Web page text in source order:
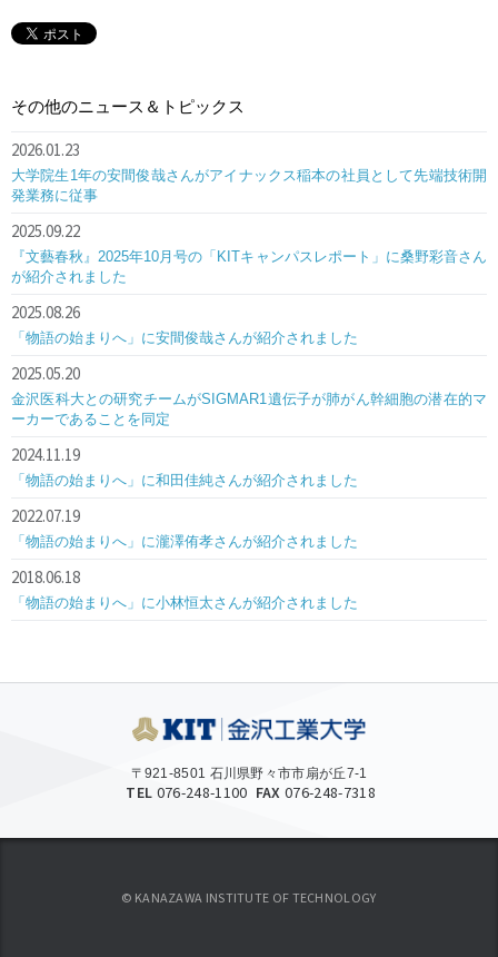
その他のニュース＆トピックス
2026.01.23
大学院生1年の安間俊哉さんがアイナックス稲本の社員として先端技術開
発業務に従事
2025.09.22
『文藝春秋』2025年10月号の「KITキャンパスレポート」に桑野彩音さん
が紹介されました
2025.08.26
「物語の始まりへ」に安間俊哉さんが紹介されました
2025.05.20
金沢医科大との研究チームがSIGMAR1遺伝子が肺がん幹細胞の潜在的マ
ーカーであることを同定
2024.11.19
「物語の始まりへ」に和田佳純さんが紹介されました
2022.07.19
「物語の始まりへ」に瀧澤侑孝さんが紹介されました
2018.06.18
「物語の始まりへ」に小林恒太さんが紹介されました
〒921-8501 石川県野々市市扇が丘7-1
TEL 076-248-1100 FAX 076-248-7318
© KANAZAWA INSTITUTE OF TECHNOLOGY